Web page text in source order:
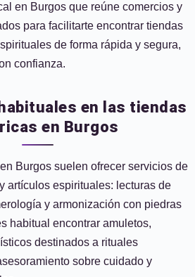
en Burgos que reúne comercios y
para facilitarte encontrar tiendas
de forma rápida y segura,
confianza.
en las tiendas
en Burgos
Burgos suelen ofrecer servicios de
artículos espirituales: lecturas de
y armonización con piedras
habitual encontrar amuletos,
destinados a rituales
sobre cuidado y